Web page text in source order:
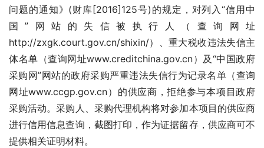
问题的通知》(财库[2016]125号)的规定，对列入“信用中
国”网站的失信被执行人（查询网址
http://zxgk.court.gov.cn/shixin/）、重大税收违法失信主
体名单（查询网址www.creditchina.gov.cn）及“中国政府
采购网”网站的政府采购严重违法失信行为记录名单（查询
网址www.ccgp.gov.cn）的供应商，拒绝参与本项目政府
采购活动。采购人、采购代理机构将对参加本项目的供应商
进行信用信息查询，截图打印，作为证据留存，供应商可不
提供相关证明材料。